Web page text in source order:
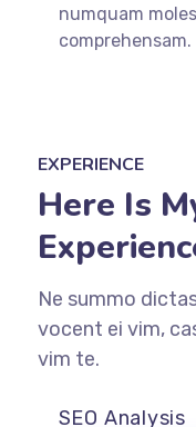
numquam
comprehensam.
EXPERIENCE
Here Is
Ne summo
vocent ei vim,
vim te.
SEO Analysis